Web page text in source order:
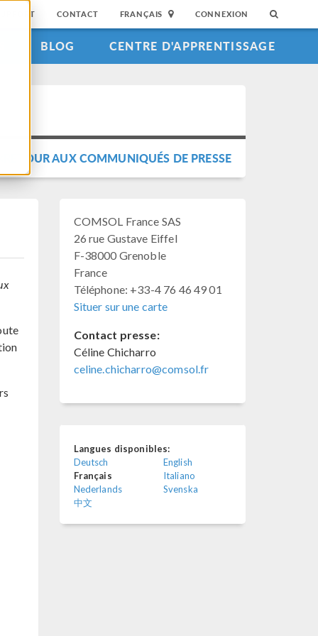
CONTACT FRANÇAIS CONNEXION
BLOG CENTRE D'APPRENTISSAGE
RETOUR AUX COMMUNIQUÉS DE PRESSE
COMSOL France SAS
26 rue Gustave Eiffel
F-38000 Grenoble
France
Téléphone: +33-4 76 46 49 01
Situer sur une carte
Contact presse:
Céline Chicharro
celine.chicharro@comsol.fr
Langues disponibles:
Deutsch
English
Français
Italiano
Nederlands
Svenska
中文